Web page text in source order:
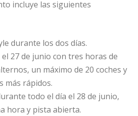
incluye las siguientes
durante los dos días.
27 de junio con tres horas de
un máximo de 20 coches y
más rápidos.
todo el día el 28 de junio,
hora y pista abierta.